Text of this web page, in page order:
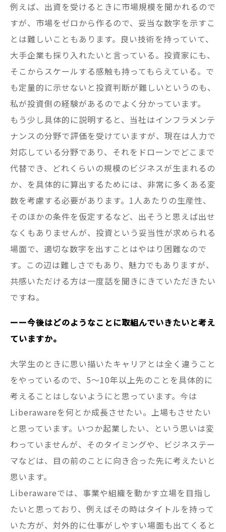
例えば、出資を受けるときに市場規模を聞かれるので
すが、市場をゼロから作るので、妥当な数字を示すこ
とは難しいこともあります。良い技術を持っていて、
大手企業も採り入れたいと言っている。投資家にも、
そこからスケールする感触も持ってもらえている。で
も定量的に示せないと投資判断が難しいというのも、
私が投資側の経験があるのでよく分かっています。
もう少し具体的に説明すると、当社はインフラメンテ
ナンスの分野で評価を受けていますが、現在は人力で
対応している分野であり、それをドローンでどこまで
代替でき、どれくらいの規模のビジネスが生まれるの
か、を具体的に算出するためには、非常に多くある変
数を考慮する必要があります。1人あたりの生産性、
そのほかの条件を仮定するなど、出そうと思えば出せ
なくもありませんが、投資という妥当性が求められる
場面で、適切な数字を出すことはやはり困難なので
す。この辺は難しさでもあり、魅力でもありますが、
共感いただける方は一度話を聞きにきていただきたい
ですね。
ーー今後はどのようなことに取組んでいきたいと考え
ていますか。
大学生のときに思い描いたキャリアとは全く違うこと
をやっているので、5～10年以上先のことを具体的に
考えることはしないようにと思っています。今は
Liberawareを何とか成長させたい。上場もさせたい
と思っています。いつか起業したい、という思いは変
わっていませんが、そのタイミングや、ビジネステー
マなどは、目の前のことに向き合った先に考えたいと
思います。
Liberawareでは、事業や組織を動かす立場を目指し
たいと思っており、例えばその時はタイトルを持って
いた方が、対外的に仕事がしやすい場面も出てくると